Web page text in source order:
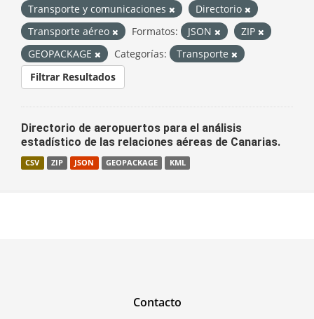
Transporte y comunicaciones
Directorio
Transporte aéreo
Formatos: JSON
ZIP
GEOPACKAGE
Categorías:
Transporte
Filtrar Resultados
Directorio de aeropuertos para el análisis
estadístico de las relaciones aéreas de Canarias.
CSV ZIP JSON GEOPACKAGE KML
Contacto